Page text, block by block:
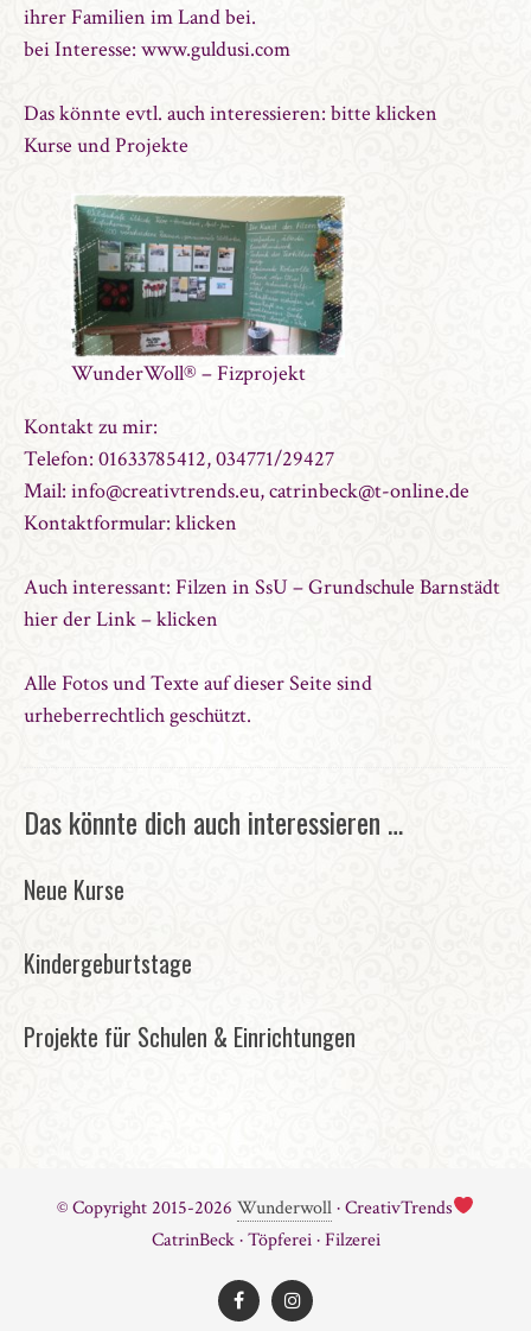
ihrer Familien im Land bei.
bei Interesse: www.guldusi.com
Das könnte evtl. auch interessieren: bitte klicken
Kurse und Projekte
WunderWoll® – Fizprojekt
Kontakt zu mir:
Telefon: 01633785412, 034771/29427
Mail: info@creativtrends.eu, catrinbeck@t-online.de
Kontaktformular: klicken
Auch interessant: Filzen in SsU – Grundschule Barnstädt
hier der Link– klicken
Alle Fotos und Texte auf dieser Seite sind
urheberrechtlich geschützt.
Das könnte dich auch interessieren …
Neue Kurse
Kindergeburtstage
Projekte für Schulen & Einrichtungen
© Copyright 2015-2026 Wunderwoll· CreativTrends
CatrinBeck · Töpferei · Filzerei